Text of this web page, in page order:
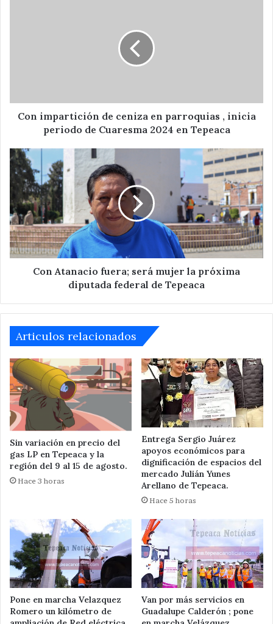
periodo
Cuaresma
en
Tepeaca
Con impartición de ceniza en parroquias , inicia
periodo de Cuaresma 2024 en Tepeaca
Con
Atanacio
fuera;
será
mujer
la
próxima
diputada
federal
Con Atanacio fuera; será mujer la próxima
diputada federal de Tepeaca
Articulos relacionados
Sin variación en precio del
gas LP en Tepeaca y la
región del 9 al 15 de agosto.
Hace 3 horas
Entrega Sergio Juárez
apoyos económicos para
dignificación de espacios del
mercado Julián Yunes
Arellano de Tepeaca.
Hace 5 horas
Pone en marcha Velazquez
Romero un kilómetro de
Van por más servicios en
Guadalupe Calderón ; pone